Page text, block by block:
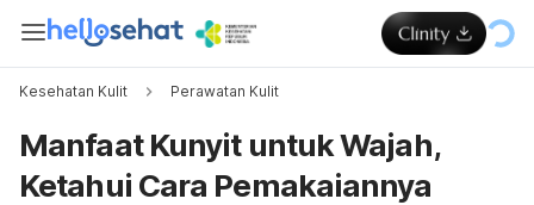
Kesehatan Kulit Perawatan Kulit
Manfaat Kunyit untuk Wajah,
Ketahui Cara Pemakaiannya